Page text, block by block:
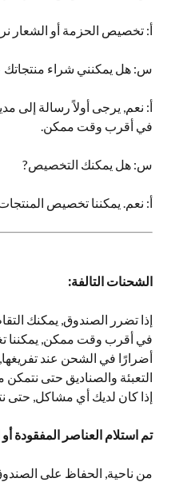
أ: تخصيص الحزمة أو الشعار
س: هل يمكنني شراء منتجاتك
أ: نعم, يرجى أولاً رسالة إلى
في أقرب وقت ممكن.
س: هل يمكنك التخصيص?
أ: نعم. يمكننا تخصيص
الشحنات التالفة:
إذا تضرر الصندوق, يمكنك
في أقرب وقت ممكن, يمكننا
أضرارًا في الشحن عند
التعبئة والصناديق حتى
إذا كان لديك أي مشاكل, حتى
تم استلام العناصر المفقودة
من ناحية, الحفاظ على